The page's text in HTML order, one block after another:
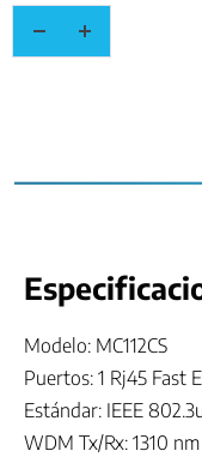
Modelo: MC112CS
Puertos: 1 Rj45 Fast
Estándar: IEEE
WDM Tx/Rx: 1310